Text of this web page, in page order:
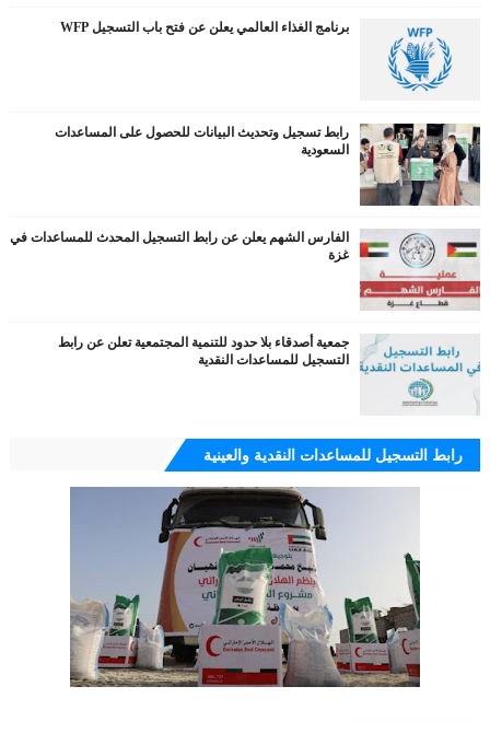
برنامج الغذاء العالمي يعلن عن فتح باب التسجيل WFP
رابط تسجيل وتحديث البيانات للحصول على المساعدات
السعودية
الفارس الشهم يعلن عن رابط التسجيل المحدث للمساعدات في
غزة
جمعية أصدقاء بلا حدود للتنمية المجتمعية تعلن عن رابط
التسجيل للمساعدات النقدية
رابط التسجيل للمساعدات النقدية والعينية